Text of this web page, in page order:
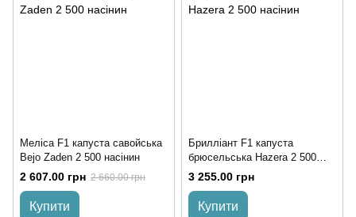
Меліса F1 капуста савойська
Bejo Zaden 2 500 насінин
2 607.00 грн 2 660.00 грн
Купити
Брилліант F1 капуста
брюсельська Hazera 2 500
насінин
3 255.00 грн
Купити